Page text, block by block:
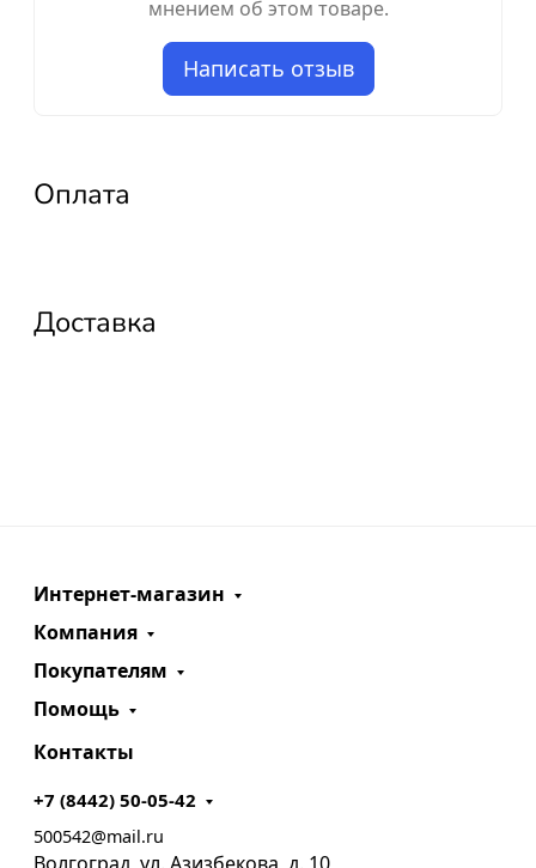
мнением об этом товаре.
Написать отзыв
Оплата
Доставка
Интернет-магазин
Компания
Покупателям
Помощь
Контакты
+7 (8442) 50-05-42
500542@mail.ru